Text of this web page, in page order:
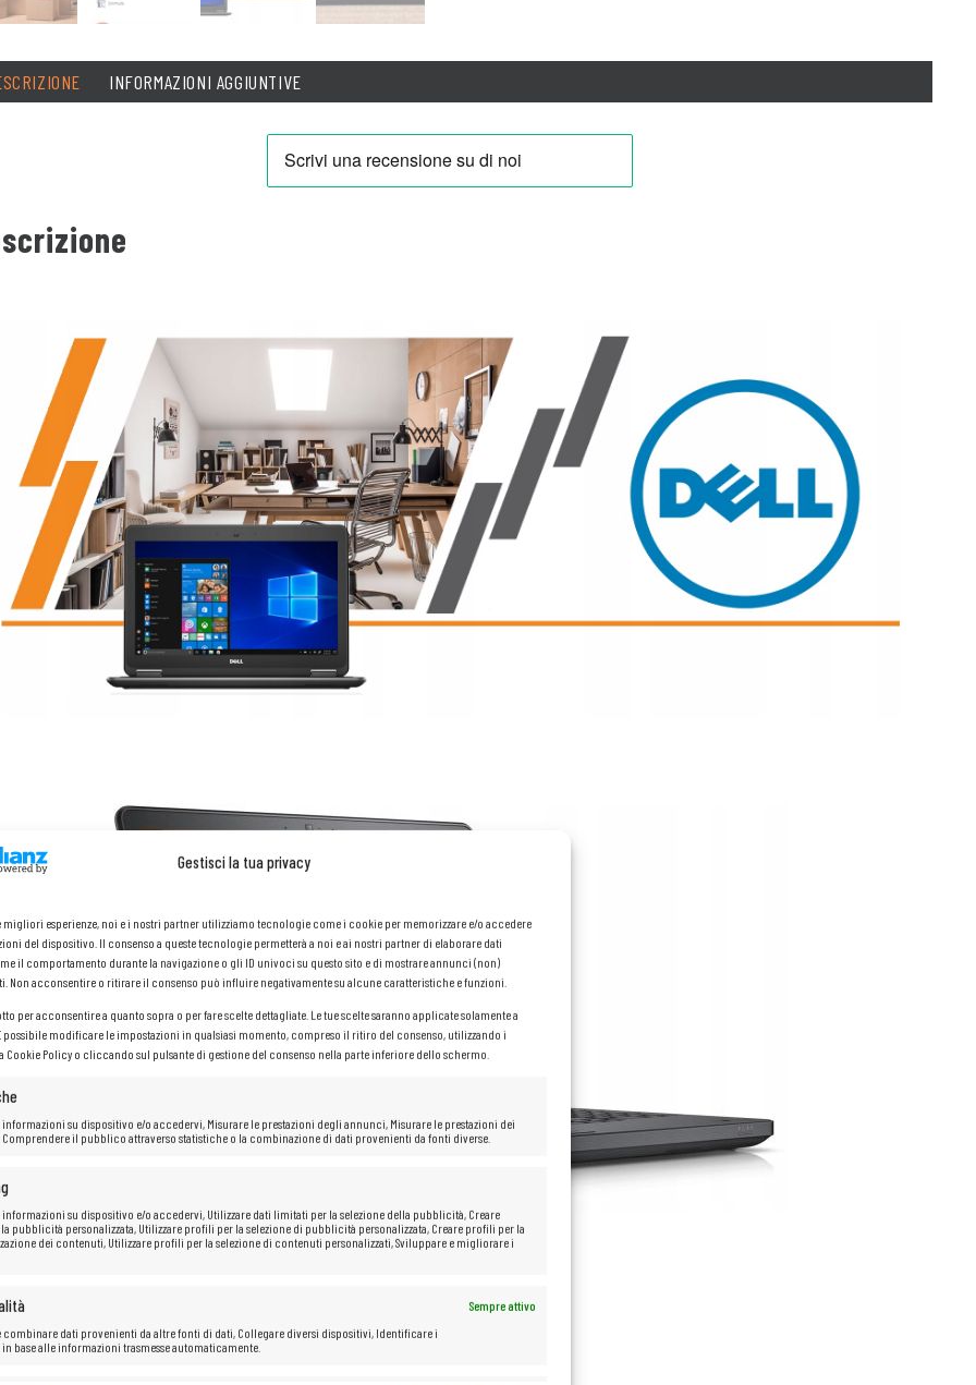
Gestisci la tua privacy
migliori esperienze, noi e i nostri partner utilizziamo tecnologie come i cookie per memorizzare e/o accedere
del dispositivo. Il consenso a queste tecnologie permetterà a noi e ai nostri partner di elaborare dati
il comportamento durante la navigazione o gli ID univoci su questo sito e di mostrare annunci (non)
Non acconsentire o ritirare il consenso può influire negativamente su alcune caratteristiche e funzioni.
per acconsentire a quanto sopra o per fare scelte dettagliate. Le tue scelte saranno applicate solamente a
possibile modificare le impostazioni in qualsiasi momento, compreso il ritiro del consenso, utilizzando i
Cookie Policy o cliccando sul pulsante di gestione del consenso nella parte inferiore dello schermo.
su dispositivo e/o accedervi, Misurare le prestazioni degli annunci, Misurare le prestazioni dei
il pubblico attraverso statistiche o la combinazione di dati provenienti da fonti diverse.
su dispositivo e/o accedervi, Utilizzare dati limitati per la selezione della pubblicità, Creare
pubblicità personalizzata, Utilizzare profili per la selezione di pubblicità personalizzata, Creare profili per la
dei contenuti, Utilizzare profili per la selezione di contenuti personalizzati, Sviluppare e migliorare i
Sempre attivo
combinare dati provenienti da altre fonti di dati, Collegare diversi dispositivi, Identificare i
base alle informazioni trasmesse automaticamente.
INFORMAZIONI AGGIUNTIVE
Dell Latitude E5540